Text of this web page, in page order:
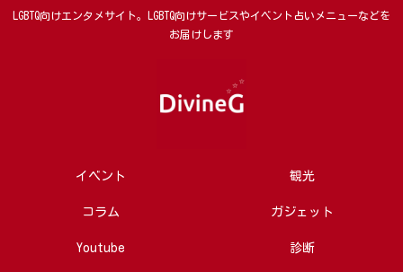
LGBTQ向けエンタメサイト。LGBTQ向けサービスやイベント占いメニューなどを
お届けします
イベント 観光
コラム ガジェット
Youtube 診断